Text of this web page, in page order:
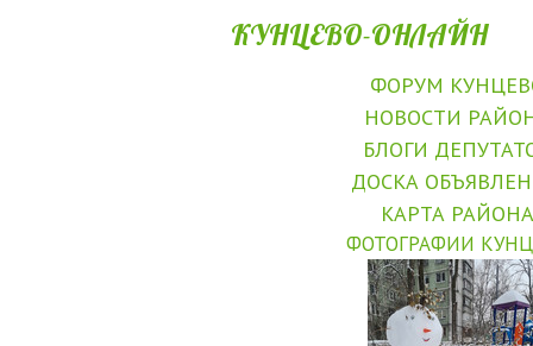
КУНЦЕВО-ОНЛАЙН
ФОРУМ
НОВОСТИ
БЛОГИ
ДОСКА
КАРТА РАЙОНА
ФОТОГРАФИИ